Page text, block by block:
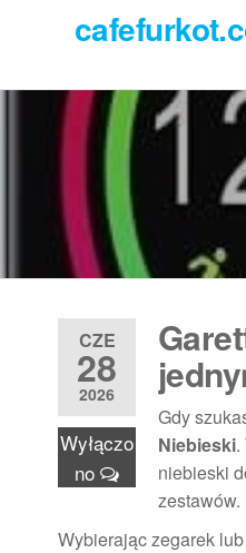
CZE
28
2026
Wyłączo
no
Gdy
Niebieski.
niebieski
zestawów.
Wybierając zegarek